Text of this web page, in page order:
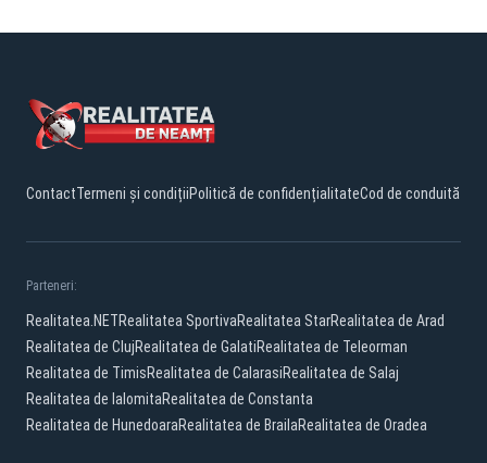
ContactTermeni și condițiiPolitică de confidențialitateCod de conduită
Parteneri:
Realitatea.NETRealitatea SportivaRealitatea StarRealitatea de Arad
Realitatea de ClujRealitatea de GalatiRealitatea de Teleorman
Realitatea de TimisRealitatea de CalarasiRealitatea de Salaj
Realitatea de IalomitaRealitatea de Constanta
Realitatea de HunedoaraRealitatea de BrailaRealitatea de Oradea